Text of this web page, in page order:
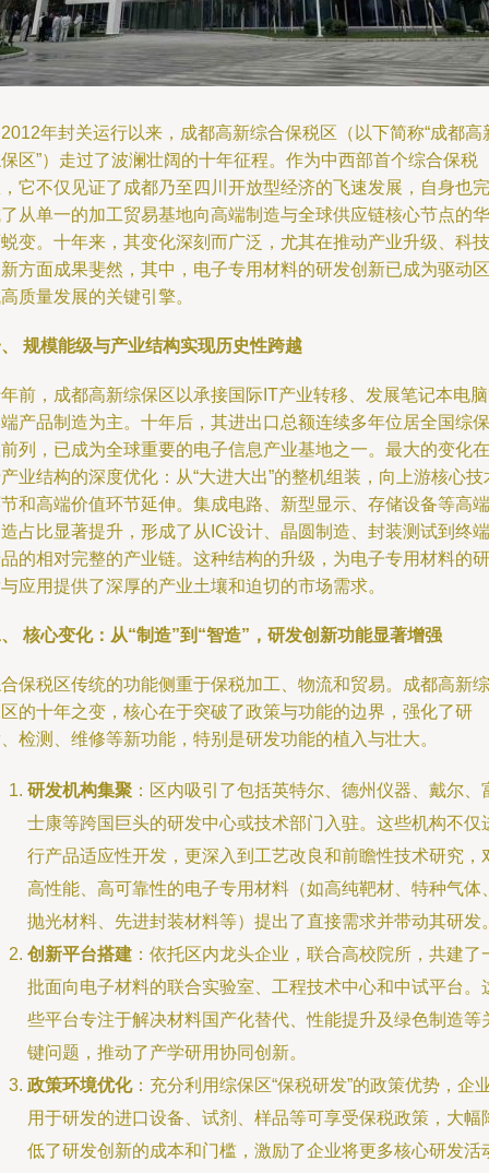
年封关运行以来，成都高新综合保税区（以下简称“成都高
区”）走过了波澜壮阔的十年征程。作为中西部首个综合保税
它不仅见证了成都乃至四川开放型经济的飞速发展，自身也完
从单一的加工贸易基地向高端制造与全球供应链核心节点的华
变。十年来，其变化深刻而广泛，尤其在推动产业升级、科技
方面成果斐然，其中，电子专用材料的研发创新已成为驱动区
质量发展的关键引擎。
规模能级与产业结构实现历史性跨越
前，成都高新综保区以承接国际IT产业转移、发展笔记本电
产品制造为主。十年后，其进出口总额连续多年位居全国综保
列，已成为全球重要的电子信息产业基地之一。最大的变化在
业结构的深度优化：从“大进大出”的整机组装，向上游核心技
和高端价值环节延伸。集成电路、新型显示、存储设备等高端
占比显著提升，形成了从IC设计、晶圆制造、封装测试到终端
的相对完整的产业链。这种结构的升级，为电子专用材料的研
应用提供了深厚的产业土壤和迫切的市场需求。
核心变化：从“制造”到“智造”，研发创新功能显著增强
保税区传统的功能侧重于保税加工、物流和贸易。成都高新综
的十年之变，核心在于突破了政策与功能的边界，强化了研
检测、维修等新功能，特别是研发功能的植入与壮大。
研发机构集聚 ：区内吸引了包括英特尔、德州仪器、戴尔、
士康等跨国巨头的研发中心或技术部门入驻。这些机构不仅
行产品适应性开发，更深入到工艺改良和前瞻性技术研究，
高性能、高可靠性的电子专用材料（如高纯靶材、特种气体
抛光材料、先进封装材料等）提出了直接需求并带动其研发
创新平台搭建 ：依托区内龙头企业，联合高校院所，共建了
批面向电子材料的联合实验室、工程技术中心和中试平台。
些平台专注于解决材料国产化替代、性能提升及绿色制造等
键问题，推动了产学研用协同创新。
政策环境优化：充分利用综保区“保税研发”的政策优势，企
用于研发的进口设备、试剂、样品等可享受保税政策，大幅
低了研发创新的成本和门槛，激励了企业将更多核心研发活